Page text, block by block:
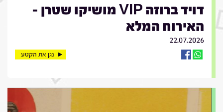
דויד ברוזה VIP מושיקו שטרן -
האירוח המלא
22.07.2026
נגן את הקטע